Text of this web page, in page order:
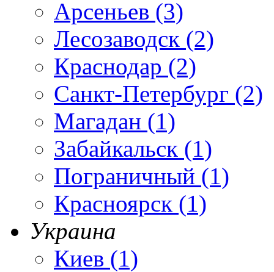
Арсеньев (3)
Лесозаводск (2)
Краснодар (2)
Санкт-Петербург (2)
Магадан (1)
Забайкальск (1)
Пограничный (1)
Красноярск (1)
Украина
Киев (1)